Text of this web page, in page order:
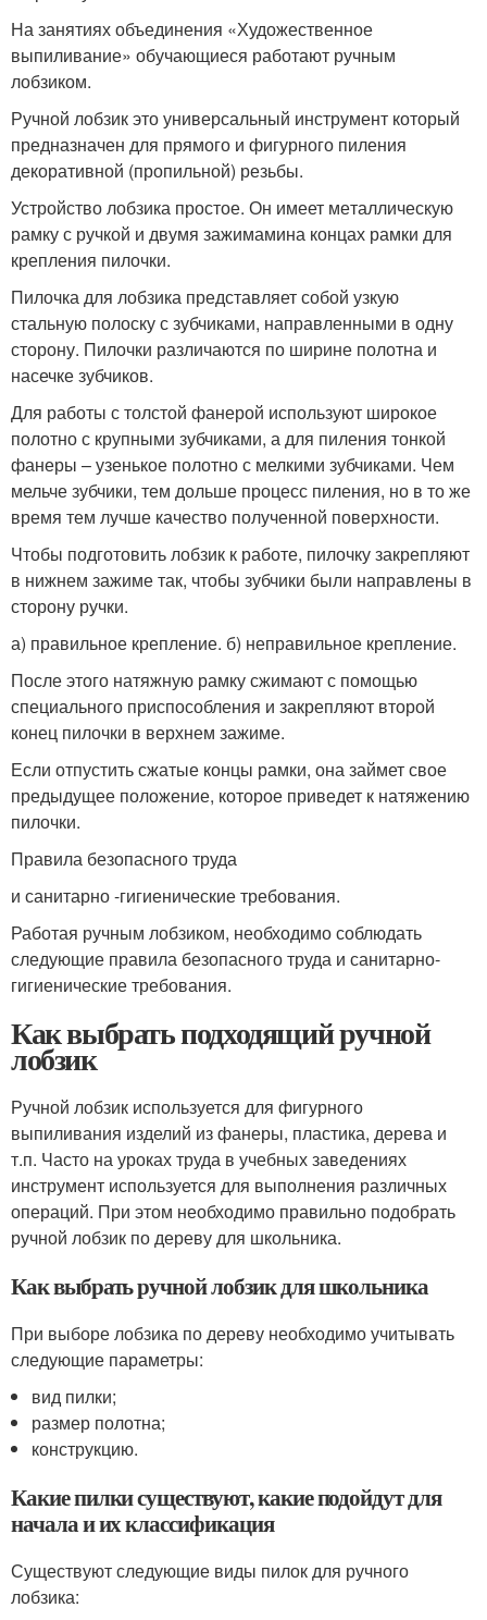
На занятиях объединения «Художественное
выпиливание» обучающиеся работают ручным
лобзиком.
Ручной лобзик это универсальный инструмент который
предназначен для прямого и фигурного пиления
декоративной (пропильной) резьбы.
Устройство лобзика простое. Он имеет ме­таллическую
рамку с ручкой и двумя зажимамина концах рамки для
крепления пилочки.
Пилочка для лобзика представляет собой узкую
стальную по­лоску с зубчиками, направленными в одну
сторону. Пилочки различаются по ширине полотна и
насечке зубчиков.
Для работы с толстой фанерой используют ши­рокое
полотно с крупными зубчиками, а для пиления тонкой
фанеры – узенькое полотно с мелкими зубчиками. Чем
мельче зубчики, тем дольше процесс пиления, но в то же
время тем луч­ше качество полученной поверхности.
Чтобы подготовить лобзик к работе, пилочку закрепляют
в нижнем зажиме так, чтобы зубчики были направлены в
сторону ручки.
а) правильное крепление. б) неправильное крепление.
После этого натяжную рамку сжимают с помощью
специаль­ного приспособления и закрепляют второй
конец пилочки в верх­нем зажиме.
Если отпустить сжатые концы рамки, она займет свое
преды­дущее положение, которое приведет к натяжению
пилочки.
Правила безопасного труда
и санитарно -гигиенические требования.
Работая ручным лобзиком, необходимо соблюдать
следующие правила безопасного труда и санитарно-
гигиенические требования.
Как выбрать подходящий ручной
лобзик
Ручной лобзик используется для фигурного
выпиливания изделий из фанеры, пластика, дерева и
т.п. Часто на уроках труда в учебных заведениях
инструмент используется для выполнения различных
операций. При этом необходимо правильно подобрать
ручной лобзик по дереву для школьника.
Как выбрать ручной лобзик для школьника
При выборе лобзика по дереву необходимо учитывать
следующие параметры:
вид пилки;
размер полотна;
конструкцию.
Какие пилки существуют, какие подойдут для
начала и их классификация
Существуют следующие виды пилок для ручного
лобзика: